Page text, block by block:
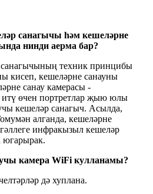
санагычы һәм кешеләрне
нинди аерма бар?
техник принцибы
кисеп, кешеләрне санауны
санау камерасы -
өчен портретлар җыю юлы
кешеләр санагыч. Асылда,
алганда, кешеләрне
инфракызыл кешеләр
югарырак.
камера WiFi кулланамы?
дә хуплана.